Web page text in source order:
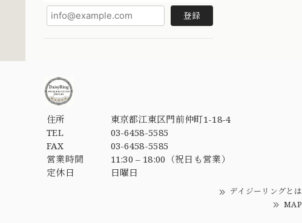
登録
住所
東京都江東区門前仲町1-18-4
TEL
03-6458-5585
FAX
03-6458-5585
営業時間
11:30 – 18:00（祝日も営業）
定休日
日曜日
デイジーリングとは
MAP